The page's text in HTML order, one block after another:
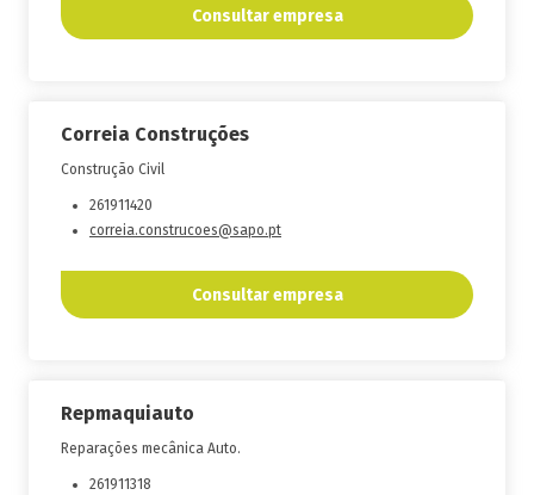
Consultar empresa
Correia Construções
Construção Civil
261911420
correia.construcoes@sapo.pt
Consultar empresa
Repmaquiauto
Reparações mecânica Auto.
261911318